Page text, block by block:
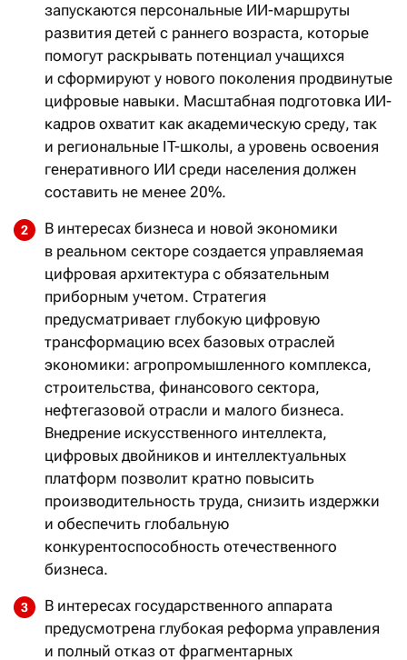
запускаются персональные ИИ-маршруты
развития детей с раннего возраста, которые
помогут раскрывать потенциал учащихся
и сформируют у нового поколения продвинутые
цифровые навыки. Масштабная подготовка ИИ-
кадров охватит как академическую среду, так
и региональные IT-школы, а уровень освоения
генеративного ИИ среди населения должен
составить не менее 20%.
В интересах бизнеса и новой экономики
в реальном секторе создается управляемая
цифровая архитектура с обязательным
приборным учетом. Стратегия
предусматривает глубокую цифровую
трансформацию всех базовых отраслей
экономики: агропромышленного комплекса,
строительства, финансового сектора,
нефтегазовой отрасли и малого бизнеса.
Внедрение искусственного интеллекта,
цифровых двойников и интеллектуальных
платформ позволит кратно повысить
производительность труда, снизить издержки
и обеспечить глобальную
конкурентоспособность отечественного
бизнеса.
В интересах государственного аппарата
предусмотрена глубокая реформа управления
и полный отказ от фрагментарных